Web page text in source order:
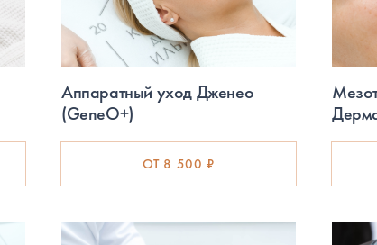
Аппаратный уход Дженео
(GeneO+)
ОТ 8 500 ₽